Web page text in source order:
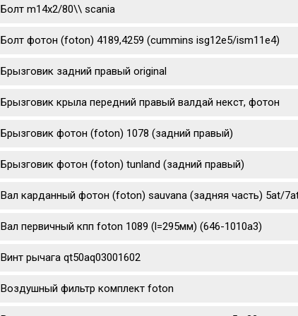
Болт m14x2/80\\ scania
Болт фотон (foton) 4189,4259 (cummins isg12e5/ism11e4)
Брызговик задний правый original
Брызговик крыла передний правый валдай некст, фотон
Брызговик фотон (foton) 1078 (задний правый)
Брызговик фотон (foton) tunland (задний правый)
Вал карданный фотон (foton) sauvana (задняя часть) 5at/
Вал первичный кпп foton 1089 (l=295мм) (646-1010a3)
Винт рычага qt50aq03001602
Воздушный фильтр комплект foton